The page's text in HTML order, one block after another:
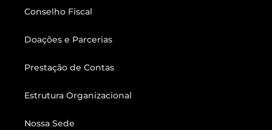
Conselho Fiscal
Doações e Parcerias
Prestação de Contas
Estrutura Organizacional
Nossa Sede